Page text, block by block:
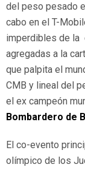
del peso pesado
cabo en el T-
imperdibles de la
agregadas a la
que palpita el
CMB y lineal del
el ex campeón
Bombardero de
El co-evento
olímpico de los